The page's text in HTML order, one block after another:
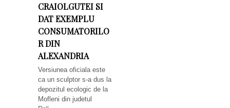
CRAIOLGUTEI SI
DAT EXEMPLU
CONSUMATORILO
R DIN
ALEXANDRIA
Versiunea oficiala este
ca un sculptor s-a dus la
depozitul ecologic de la
Mofleni din judetul